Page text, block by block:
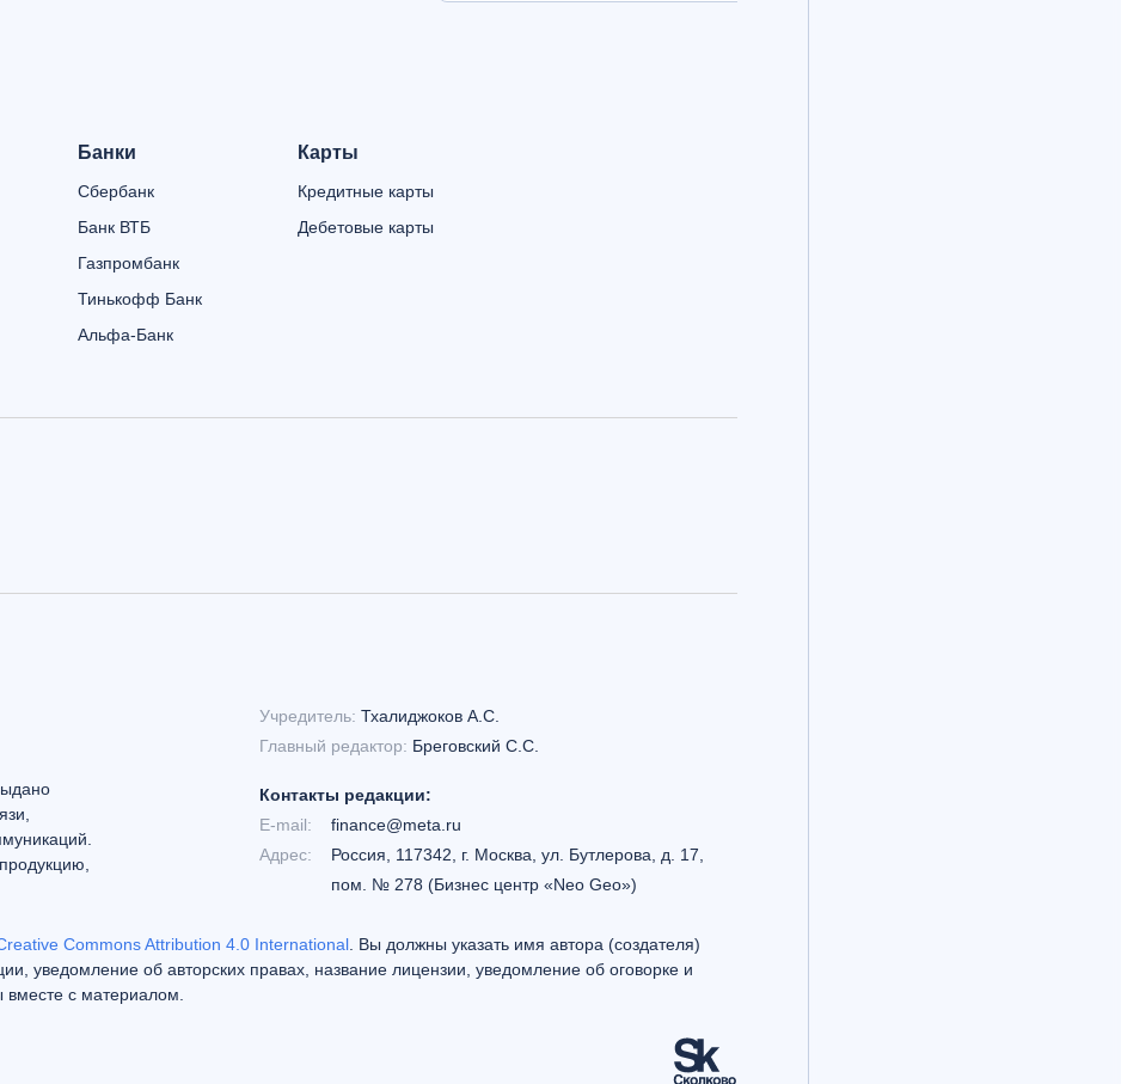
Банки
Сбербанк
Банк ВТБ
Газпромбанк
Тинькофф Банк
Альфа-Банк
Карты
Кредитные карты
Дебетовые карты
Учредитель: Тхалиджоков А.С.
Главный редактор: Бреговский С.С.
Контакты редакции:
E-mail:
finance@meta.ru
Адрес:
Россия, 117342, г. Москва, ул. Бутлерова, д. 17,
пом. № 278 (Бизнес центр «Neo Geo»)
Commons Attribution 4.0 International . Вы должны указать имя автора (создателя)
уведомление об авторских правах, название лицензии, уведомление об оговорке и
с материалом.